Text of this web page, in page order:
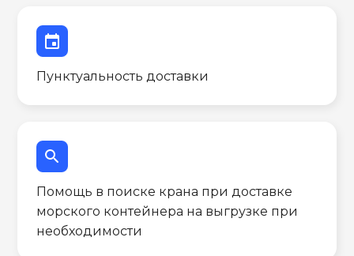
event
Пунктуальность доставки
search
Помощь в поиске крана при доставке
морского контейнера на выгрузке при
необходимости